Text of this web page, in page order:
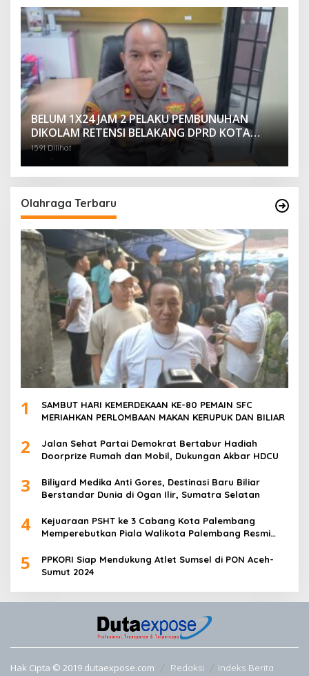
BELUM 1X24 JAM 2 PELAKU PEMBUNUHAN
DIKOLAM RETENSI BELAKANG DPRD KOTA
PALEMBANG TELAH DIRINGKUS ANGGOTA
1591 Dilihat
Olahraga Terbaru
1
SAMBUT HARI KEMERDEKAAN KE-80 PEMAIN SFC
MERIAHKAN PERLOMBAAN MAKAN KERUPUK DAN BILIAR
2
Jalan Sehat Partai Demokrat Bertabur Hadiah
Doorprize Rumah dan Mobil, Dukungan Akbar HDCU
3
Biliyard Medika Anti Gores, Destinasi Baru Biliar
Berstandar Dunia di Ogan Ilir, Sumatra Selatan
4
Kejuaraan PSHT ke 3 Cabang Kota Palembang
Memperebutkan Piala Walikota Palembang Resmi
5
PPKORI Siap Mendukung Atlet Sumsel di PON Aceh-
Sumut 2024
Hak Cipta © 2019 dutaexpose.com Redaksi Indeks Berita